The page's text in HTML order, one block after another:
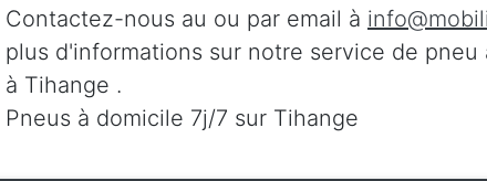
Contactez-nous au ou par email à
plus d'informations sur notre service de pneu
à Tihange .
Pneus à domicile 7j/7 sur Tihange